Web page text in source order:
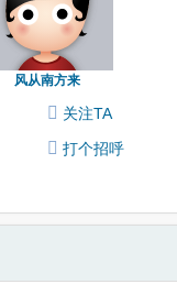
风从南方来
关注TA
打个招呼